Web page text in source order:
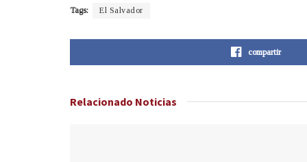
Tags: El Salvador
compartir
Relacionado Noticias